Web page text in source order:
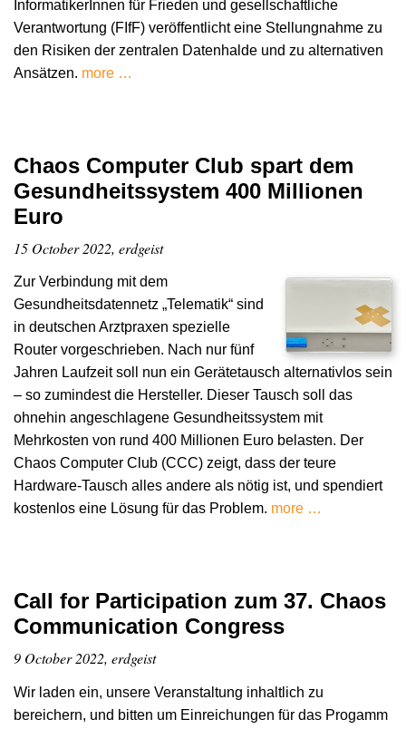
InformatikerInnen für Frieden und gesellschaftliche
Verantwortung (FIfF) veröffentlicht eine Stellungnahme zu
den Risiken der zentralen Datenhalde und zu alternativen
Ansätzen. more …
Chaos Computer Club spart dem
Gesundheitssystem 400 Millionen
Euro
15 October 2022, erdgeist
Zur Verbindung mit dem
Gesundheitsdatennetz „Telematik“ sind
in deutschen Arztpraxen spezielle
Router vorgeschrieben. Nach nur fünf
Jahren Laufzeit soll nun ein Gerätetausch alternativlos sein
– so zumindest die Hersteller. Dieser Tausch soll das
ohnehin angeschlagene Gesundheitssystem mit
Mehrkosten von rund 400 Millionen Euro belasten. Der
Chaos Computer Club (CCC) zeigt, dass der teure
Hardware-Tausch alles andere als nötig ist, und spendiert
kostenlos eine Lösung für das Problem. more …
Call for Participation zum 37. Chaos
Communication Congress
9 October 2022, erdgeist
Wir laden ein, unsere Veranstaltung inhaltlich zu
bereichern, und bitten um Einreichungen für das Progamm